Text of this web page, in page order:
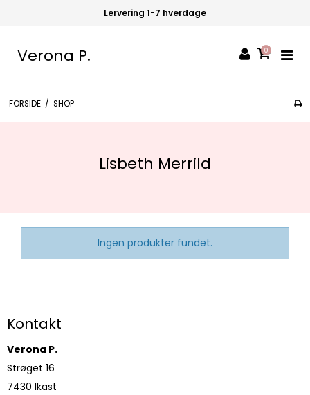
Lervering 1-7 hverdage
Verona P. 0
FORSIDE / SHOP
Lisbeth Merrild
Ingen produkter fundet.
Kontakt
Verona P.
Strøget 16
7430 Ikast